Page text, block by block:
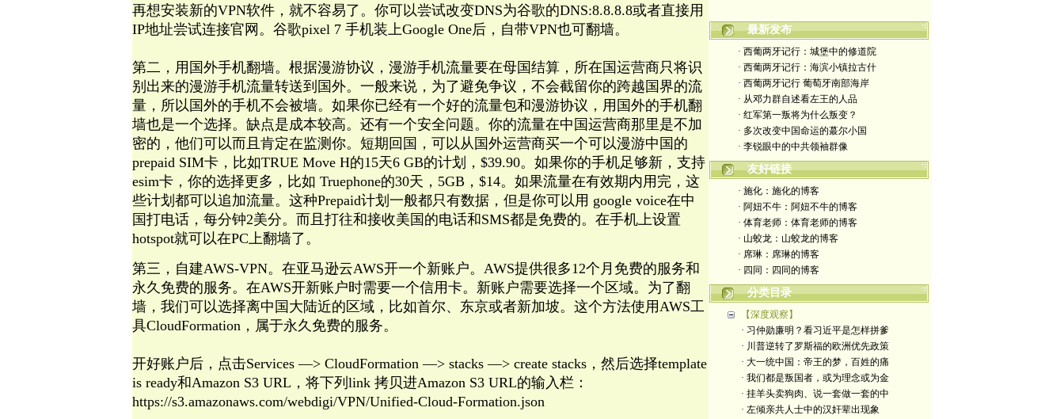
再想安装新的VPN软件，就不容易了。你可以尝试改变DNS为谷歌的DNS:8.8.8.8或者直接用
IP地址尝试连接官网。谷歌pixel 7 手机装上Google One后，自带VPN也可翻墙。
第二，用国外手机翻墙。 根据漫游协议，漫游手机流量要在母国结算，所在国运营商只将识
别出来的漫游手机流量转送到国外。一般来说，为了避免争议，不会截留你的跨越国界的流
量，所以国外的手机不会被墙。如果你已经有一个好的流量包和漫游协议，用国外的手机翻
墙也是一个选择。缺点是成本较高。还有一个安全问题。你的流量在中国运营商那里是不加
密的，他们可以而且肯定在监测你。短期回国，可以从国外运营商买一个可以漫游中国的
prepaid SIM卡，比如TRUE Move H的15天6 GB的计划，$39.90。如果你的手机足够新，支持
esim卡，你的选择更多，比如 Truephone的30天，5GB，$14。如果流量在有效期内用完，这
些计划都可以追加流量。这种Prepaid计划一般都只有数据，但是你可以用 google voice在中
国打电话，每分钟2美分。而且打往和接收美国的电话和SMS都是免费的。在手机上设置
hotspot就可以在PC上翻墙了。
第三，自建AWS-VPN。在亚马逊云AWS开一个新账户。AWS提供很多12个月免费的服务和
永久免费的服务。在AWS开新账户时需要一个信用卡。新账户需要选择一个区域。为了翻
墙，我们可以选择离中国大陆近的区域，比如首尔、东京或者新加坡。这个方法使用AWS工
具CloudFormation，属于永久免费的服务。
开好账户后，点击Services —> CloudFormation —> stacks —> create stacks，然后选择template
is ready和Amazon S3 URL，将下列link 拷贝进Amazon S3 URL的输入栏：
https://s3.amazonaws.com/webdigi/VPN/Unified-Cloud-Formation.json
最新发布
· 西葡两牙记行：城堡中的修道院
· 西葡两牙记行：海滨小镇拉古什
· 西葡两牙记行 葡萄牙南部海岸
· 从邓力群自述看左王的人品
· 红军第一叛将为什么叛变？
· 多次改变中国命运的蕞尔小国
· 李锐眼中的中共领袖群像
友好链接
· 施化：施化的博客
· 阿妞不牛：阿妞不牛的博客
· 体育老师：体育老师的博客
· 山蛟龙：山蛟龙的博客
· 席琳：席琳的博客
· 四同：四同的博客
分类目录
【深度观察】
· 习仲勋廉明？看习近平是怎样拼爹
· 川普逆转了罗斯福的欧洲优先政策
· 大一统中国：帝王的梦，百姓的痛
· 我们都是叛国者，或为理念或为金
· 挂羊头卖狗肉、说一套做一套的中
· 左倾亲共人士中的汉奸辈出现象